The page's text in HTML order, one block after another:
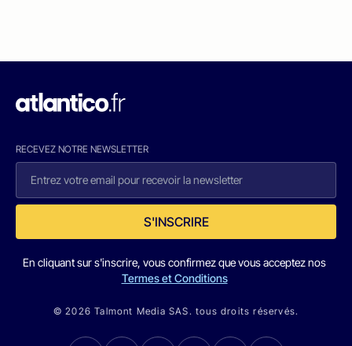
RECEVEZ NOTRE NEWSLETTER
S'INSCRIRE
En cliquant sur s'inscrire, vous confirmez que vous acceptez nos
Termes et Conditions
© 2026 Talmont Media SAS. tous droits réservés.